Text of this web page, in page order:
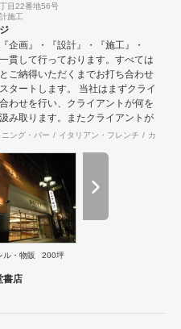
目22番地56号
施工
企画』・『設計』・『施工』・
貫して行っております。すべては
ご納得いただくまでお打ち合わせ
タートします。 当社はまずクライ
わせを行い、クライアントが何を
み取ります。またクライアントが
ように表現していいのかお困りの
ノウハウでご提案いたします。
ニング・バー イタリアン・フレンチ カフェ
ル・物販
200坪
書店